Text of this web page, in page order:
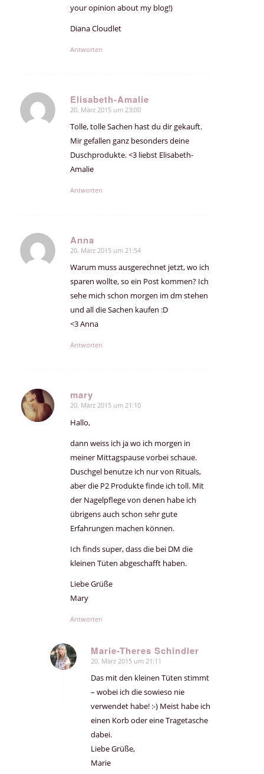
your opinion about my blog!)
Diana Cloudlet
Antworten
Elisabeth-Amalie
sagte:
20. März 2015 um 23:00
Tolle, tolle Sachen hast du dir gekauft.
Mir gefallen ganz besonders deine
Duschprodukte. <3 liebst Elisabeth-
Amalie
Antworten
Anna
sagte:
20. März 2015 um 21:54
Warum muss ausgerechnet jetzt, wo ich
sparen wollte, so ein Post kommen? Ich
sehe mich schon morgen im dm stehen
und all die Sachen kaufen :D
<3 Anna
Antworten
mary
sagte:
20. März 2015 um 21:10
Hallo,
dann weiss ich ja wo ich morgen in
meiner Mittagspause vorbei schaue.
Duschgel benutze ich nur von Rituals,
aber die P2 Produkte finde ich toll. Mit
der Nagelpflege von denen habe ich
übrigens auch schon sehr gute
Erfahrungen machen können.
Ich finds super, dass die bei DM die
kleinen Tüten abgeschafft haben.
Liebe Grüße
Mary
Antworten
Marie-Theres Schindler
sagte:
20. März 2015 um 21:11
Das mit den kleinen Tüten stimmt
– wobei ich die sowieso nie
verwendet habe! :-) Meist habe ich
einen Korb oder eine Tragetasche
dabei.
Liebe Grüße,
Marie